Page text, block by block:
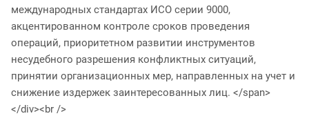
международных стандартах ИСО серии 9000,
акцентированном контроле сроков проведения
операций, приоритетном развитии инструментов
несудебного разрешения конфликтных ситуаций,
принятии организационных мер, направленных на учет и
снижение издержек заинтересованных лиц. </span>
</div><br />